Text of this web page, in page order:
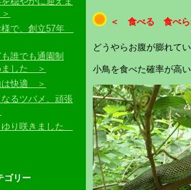
＜ 食べる 食べ
どうやらお腹が膨れて
小鳥を食べた確率が高
で、創立57年
誰でも通園制
ました ＞
快適 ＞
るツバメ、頑張
り咲きました
ゴリー